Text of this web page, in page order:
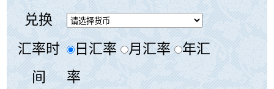
兑换
汇率时
间
日汇率 月汇率 年汇
率